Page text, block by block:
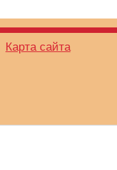
Карта сайта